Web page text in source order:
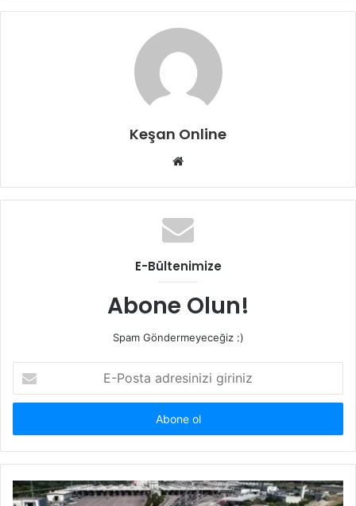
Keşan Online
Web
E-Bültenimize
Abone Olun!
Spam Göndermeyeceğiz :)
Posta
adresinizi